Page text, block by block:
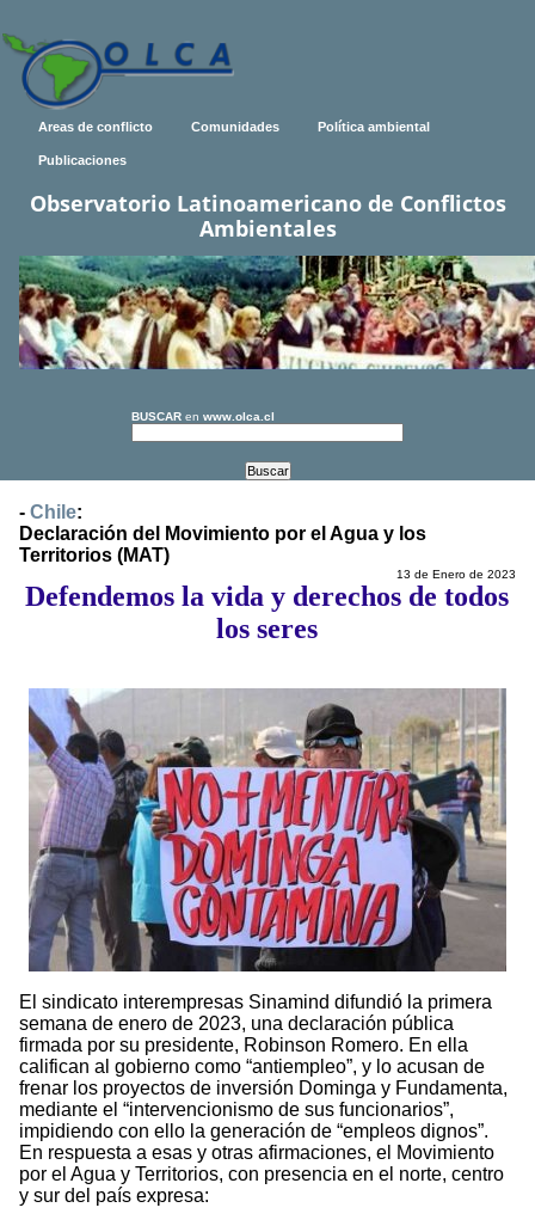
Areas de conflicto Comunidades Política ambiental
Publicaciones
Observatorio Latinoamericano de Conflictos
Ambientales
BUSCAR en www.olca.cl
- Chile:
Declaración del Movimiento por el Agua y los
Territorios (MAT)
13 de Enero de 2023
Defendemos la vida y derechos de todos
los seres
El sindicato interempresas Sinamind difundió la primera
semana de enero de 2023, una declaración pública
firmada por su presidente, Robinson Romero. En ella
califican al gobierno como “antiempleo”, y lo acusan de
frenar los proyectos de inversión Dominga y Fundamenta,
mediante el “intervencionismo de sus funcionarios”,
impidiendo con ello la generación de “empleos dignos”.
En respuesta a esas y otras afirmaciones, el Movimiento
por el Agua y Territorios, con presencia en el norte, centro
y sur del país expresa: